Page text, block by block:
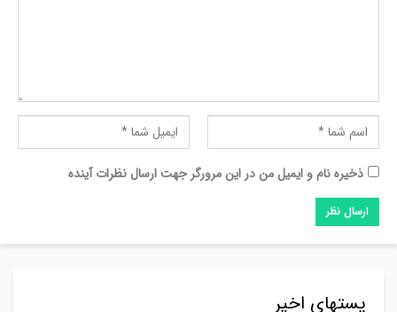
ذخیره نام و ایمیل من در این مرورگر جهت ارسال نظرات آینده
پستهای اخیر